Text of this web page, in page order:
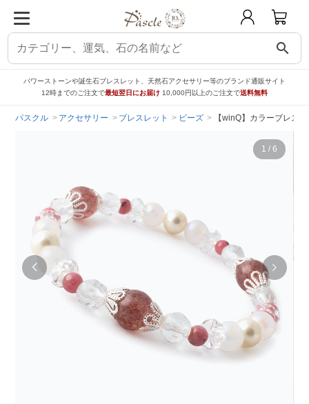
search
パワーストーンや誕生石ブレスレット、天然石アクセサリー等のブランド通販サイト
12時までのご注文で最短翌日にお届け 10,000円以上のご注文で送料無料
パスクル アクセサリー ブレスレット ビーズ 【winQ】カラーブレス
1 / 6